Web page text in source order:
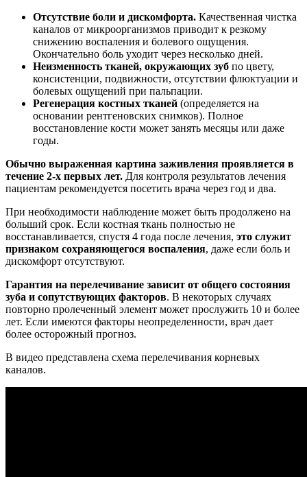
Отсутствие боли и дискомфорта. Качественная чистка
каналов от микроорганизмов приводит к резкому
снижению воспаления и болевого ощущения.
Окончательно боль уходит через несколько дней.
Неизменность тканей, окружающих зуб по цвету,
консистенции, подвижности, отсутствии флюктуации и
болевых ощущений при пальпации.
Регенерация костных тканей (определяется на
основании рентгеновских снимков). Полное
восстановление кости может занять месяцы или даже
годы.
Обычно выраженная картина заживления проявляется в
течение 2-х первых лет. Для контроля результатов лечения
пациентам рекомендуется посетить врача через год и два.
При необходимости наблюдение может быть продолжено на
больший срок. Если костная ткань полностью не
восстанавливается, спустя 4 года после лечения, это служит
признаком сохраняющегося воспаления, даже если боль и
дискомфорт отсутствуют.
Гарантия на перелечивание зависит от общего состояния
зуба и сопутствующих факторов. В некоторых случаях
повторно пролеченный элемент может прослужить 10 и более
лет. Если имеются факторы неопределенности, врач дает
более осторожный прогноз.
В видео представлена схема перелечивания корневых
каналов.